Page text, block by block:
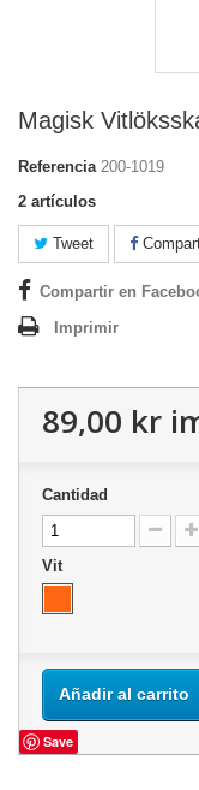
Magisk
Referencia 200-1019
2 artículos
Tweet
Compartir en
Imprimir
89,00 kr
Cantidad
Vit
Añadir al carrito
Save